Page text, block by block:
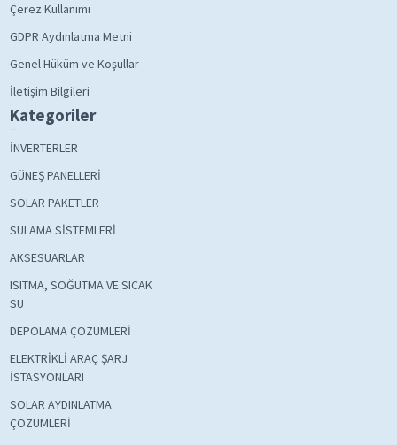
Çerez Kullanımı
GDPR Aydınlatma Metni
Genel Hüküm ve Koşullar
İletişim Bilgileri
Kategoriler
İNVERTERLER
GÜNEŞ PANELLERİ
SOLAR PAKETLER
SULAMA SİSTEMLERİ
AKSESUARLAR
ISITMA, SOĞUTMA VE SICAK
SU
DEPOLAMA ÇÖZÜMLERİ
ELEKTRİKLİ ARAÇ ŞARJ
İSTASYONLARI
SOLAR AYDINLATMA
ÇÖZÜMLERİ